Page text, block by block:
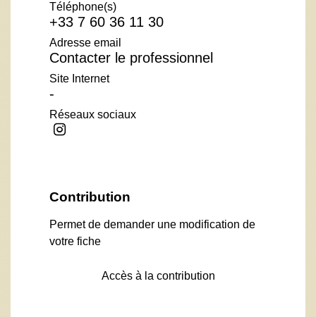
Téléphone(s)
+33 7 60 36 11 30
Adresse email
Contacter le professionnel
Site Internet
-
Réseaux sociaux
Contribution
Permet de demander une modification de
votre fiche
Accès à la contribution